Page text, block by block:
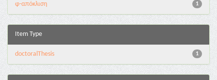
1
φ-απόκλιση
Item Type
1
doctoralThesis